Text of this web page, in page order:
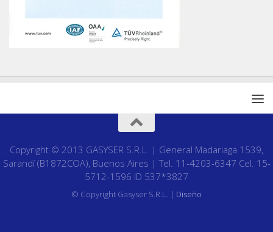
Copyright © 2013 GASYSER S.R.L. | General Madariaga 1539,
Sarandí (B1872COA), Buenos Aires | Tel. 11-4203-6347 Cel. 15-
5712-1596 ID 537*3827
© Copyright Gasyser S.R.L. | Diseño